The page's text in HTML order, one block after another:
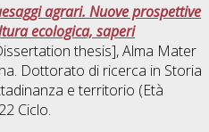
agrari. Nuove prospettive
ecologica, saperi
thesis], Alma Mater
Dottorato di ricerca in Storia
e territorio (Età
Ciclo.